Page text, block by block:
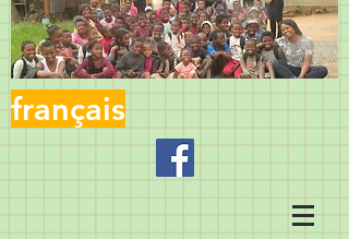
français